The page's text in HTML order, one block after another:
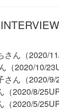
さん（2020/
（2020/10/
さん（2020/9/
（2020/8/25UP
（2020/5/25UP